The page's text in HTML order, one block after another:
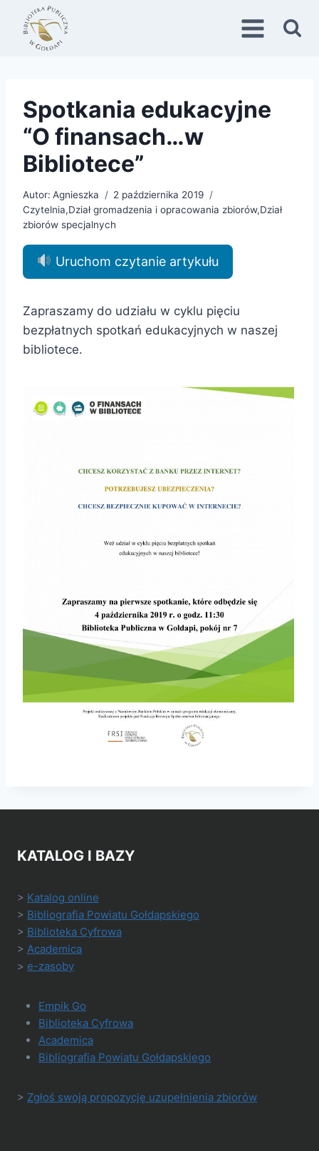
Przejdź
treści
Spotkania edukacyjne
“O finansach…w
Bibliotece”
Autor: Agnieszka
2 października 2019
Czytelnia,Dział gromadzenia i opracowania zbiorów,Dział
zbiorów specjalnych
Uruchom czytanie artykułu
Zapraszamy do udziału w cyklu pięciu
bezpłatnych spotkań edukacyjnych w naszej
bibliotece.
KATALOG I BAZY
> Katalog online
> Bibliografia Powiatu Gołdapskiego
> Biblioteka Cyfrowa
> Academica
> e-zasoby
Empik Go
Biblioteka Cyfrowa
Academica
Bibliografia Powiatu Gołdapskiego
> Zgłoś swoją propozycję uzupełnienia zbiorów